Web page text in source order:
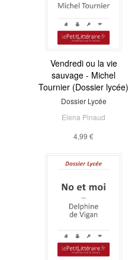
Vendredi ou la vie
sauvage - Michel
Tournier (Dossier lycée)
Dossier Lycée
Elena Pinaud
4,99 €